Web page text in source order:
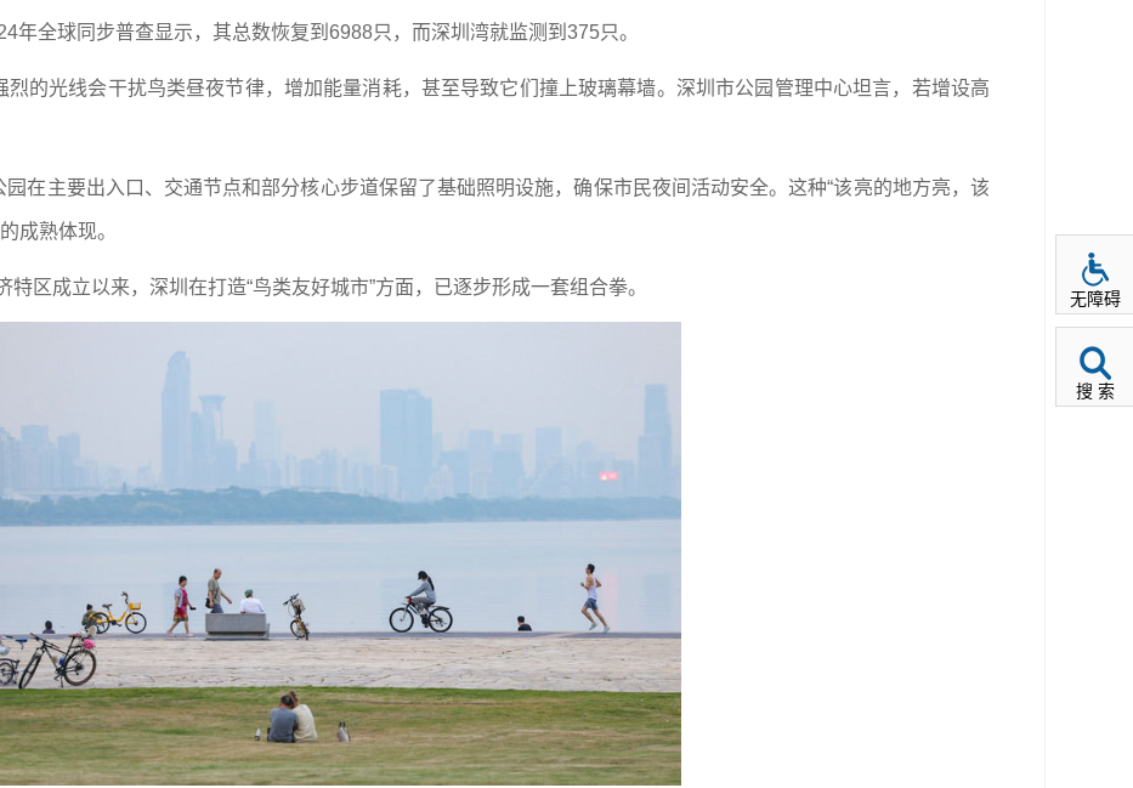
年全球同步普查显示，其总数恢复到6988只，而深圳湾就监测到375只。
的光线会干扰鸟类昼夜节律，增加能量消耗，甚至导致它们撞上玻璃幕墙。深圳市公园管理中心坦言，若增设高
主要出入口、交通节点和部分核心步道保留了基础照明设施，确保市民夜间活动安全。这种“该亮的地方亮，该
成熟体现。
成立以来，深圳在打造“鸟类友好城市”方面，已逐步形成一套组合拳。
无障碍
搜 索